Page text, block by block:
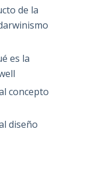
de la
es la
concepto
diseño